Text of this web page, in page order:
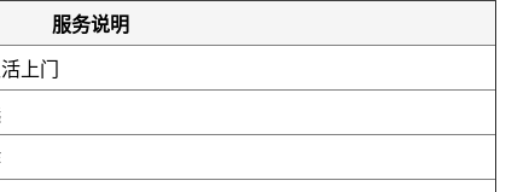
服务说明
上门